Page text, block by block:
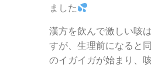
ました
漢方を飲んで激しい咳
すが、生理前になると
のイガイガが始まり、